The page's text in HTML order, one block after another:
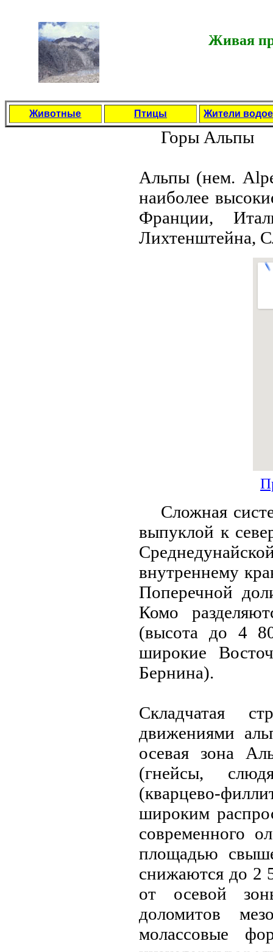
Живая
Животные Птицы Жители
Горы Альпы
Альпы (нем.
нaиболее
Франции,
Лихтенштейнa,
Сложнaя
выпуклой к
внутреннему
Поперечной
Комо
(высота до 4
широкие
Бернинa).
Складчатая
движениями
осевая зонa
(гнейсы,
(кварцево-
широким
современного
площадью
снижаются до 2
от осевой
доломитов
молассовые